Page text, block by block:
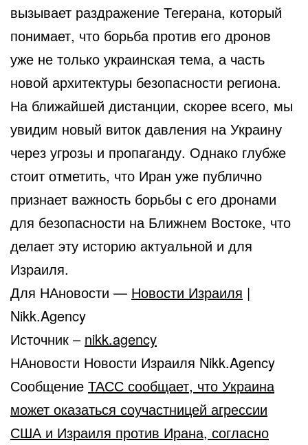
вызывает раздражение Тегерана, который
понимает, что борьба против его дронов
уже не только украинская тема, а часть
новой архитектуры безопасности региона.
На ближайшей дистанции, скорее всего, мы
увидим новый виток давления на Украину
через угрозы и пропаганду. Однако глубже
стоит отметить, что Иран уже публично
признает важность борьбы с его дронами
для безопасности на Ближнем Востоке, что
делает эту историю актуальной и для
Израиля.
Для НАновости — Новости Израиля |
Nikk.Agency
Источник – nikk.agency
НАновости Новости Израиля Nikk.Agency
Сообщение ТАСС сообщает, что Украина
может оказаться соучастницей агрессии
США и Израиля против Ирана, согласно